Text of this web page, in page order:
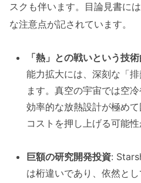
スクも伴います。目論見書に
な注意点が記されています。
「熱」との戦いという技
能力拡大には、深刻な「
ます。真空の宇宙では空
効率的な放熱設計が極め
コストを押し上げる可能性
巨額の研究開発投資:
は桁違いであり、依然と